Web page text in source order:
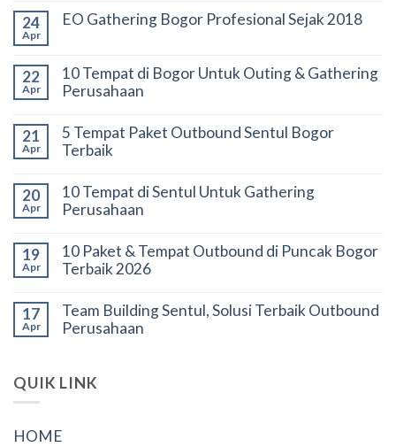
24
Apr
EO Gathering Bogor Profesional Sejak 2018
22
Apr
10 Tempat di Bogor Untuk Outing & Gathering
Perusahaan
21
Apr
5 Tempat Paket Outbound Sentul Bogor
Terbaik
20
Apr
10 Tempat di Sentul Untuk Gathering
Perusahaan
19
Apr
10 Paket & Tempat Outbound di Puncak Bogor
Terbaik 2026
17
Apr
Team Building Sentul, Solusi Terbaik Outbound
Perusahaan
QUIK LINK
HOME